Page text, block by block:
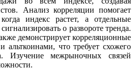
Анализ корреляции помогает
индекс растет, а отдельные
о развороте тренда.
демонстрирует корреляционные
альткоинами, что требует схожего
Изучение межрыночных связей